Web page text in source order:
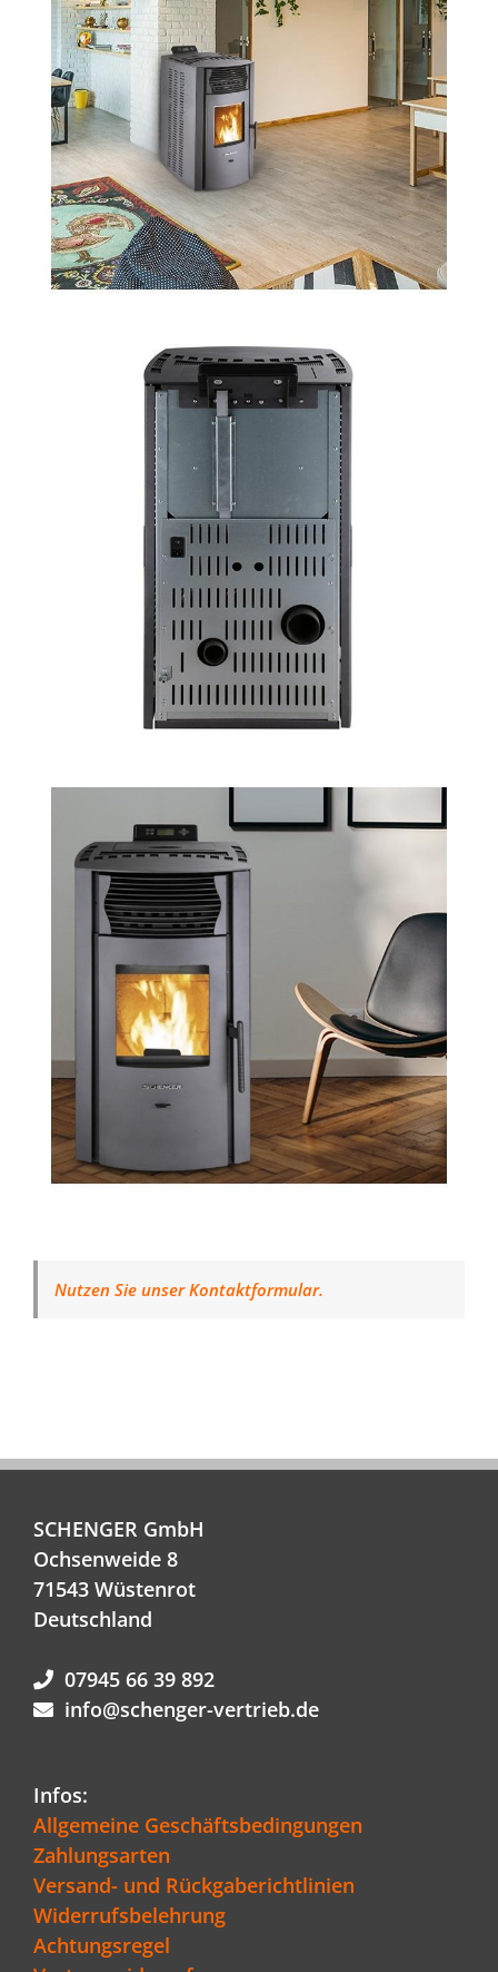
Nutzen Sie unser Kontaktformular.
SCHENGER GmbH
Ochsenweide 8
71543 Wüstenrot
Deutschland
07945 66 39 892
info@schenger-vertrieb.de
Infos:
Allgemeine Geschäftsbedingungen
Zahlungsarten
Versand- und Rückgaberichtlinien
Widerrufsbelehrung
Achtungsregel